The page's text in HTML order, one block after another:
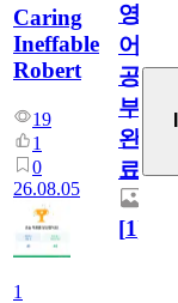
Caring
Ineffable
Robert
19
1
0
26.08.05
1
영
어
공
부
완
료
[1]